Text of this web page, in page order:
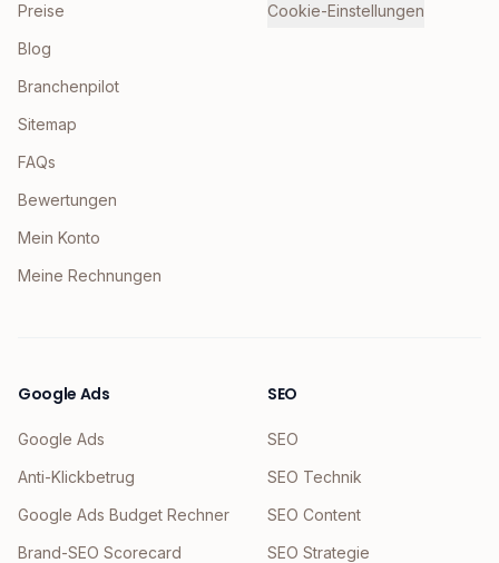
Preise
Blog
Branchenpilot
Sitemap
FAQs
Bewertungen
Mein Konto
Meine Rechnungen
Cookie-Einstellungen
Google Ads
Google Ads
Anti-Klickbetrug
Google Ads Budget Rechner
Brand-SEO Scorecard
SEO
SEO
SEO Technik
SEO Content
SEO Strategie